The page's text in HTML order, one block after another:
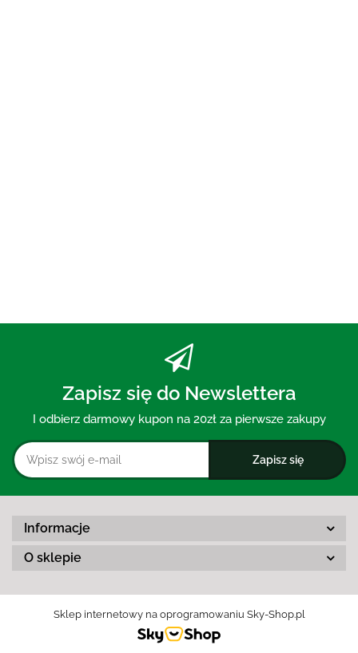
Zapisz się do Newslettera
I odbierz darmowy kupon na 20zł za pierwsze zakupy
Informacje
O sklepie
Sklep internetowy na oprogramowaniu Sky-Shop.pl